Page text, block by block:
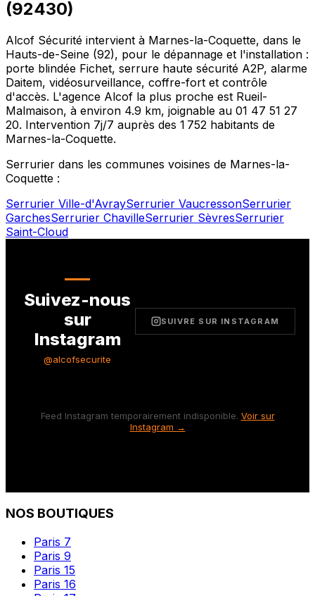
(92430)
Alcof Sécurité intervient à Marnes-la-Coquette, dans le
Hauts-de-Seine (92), pour le dépannage et l'installation :
porte blindée Fichet, serrure haute sécurité A2P, alarme
Daitem, vidéosurveillance, coffre-fort et contrôle
d'accès. L'agence Alcof la plus proche est Rueil-
Malmaison, à environ 4.9 km, joignable au 01 47 51 27
20. Intervention 7j/7 auprès des 1 752 habitants de
Marnes-la-Coquette.
Serrurier dans les communes voisines de Marnes-la-
Coquette :
Serrurier Ville-d'AvraySerrurier VaucressonSerrurier
GarchesSerrurier ChavilleSerrurier SèvresSerrurier
Saint-Cloud
Suivez-nous
sur
Instagram
@alcofsecurite
SUIVRE SUR INSTAGRAM
Feed Instagram temporairement indisponible. Voir sur
Instagram →
NOS BOUTIQUES
Paris 7
Paris 9
Paris 15
Paris 16